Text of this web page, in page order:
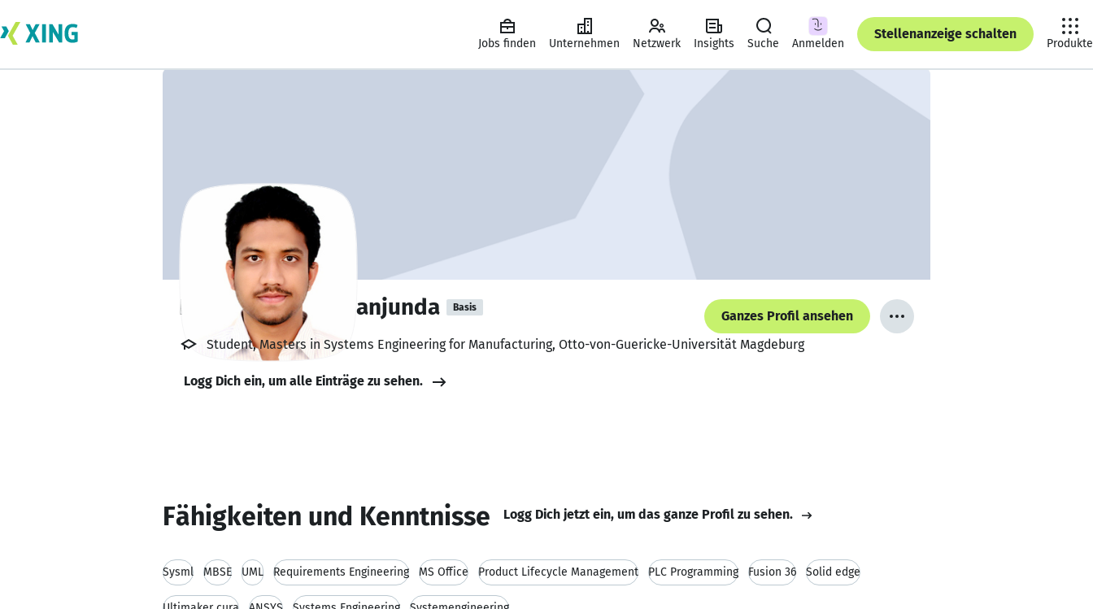
Jobs finden Unternehmen Netzwerk Insights Suche Anmelden
Stellenanzeige schalten
Produkte
Harshavardhan Nanjunda Basis
Ganzes Profil ansehen
Student, Masters in Systems Engineering for Manufacturing, Otto-von-Guericke-Universität Magdeburg
Logg Dich ein, um alle Einträge zu sehen.
Fähigkeiten und Kenntnisse Logg Dich jetzt ein, um das ganze Profil zu sehen.
Sysml MBSE UML Requirements Engineering MS Office Product Lifecycle Management PLC Programming Fusion 36 Solid edge